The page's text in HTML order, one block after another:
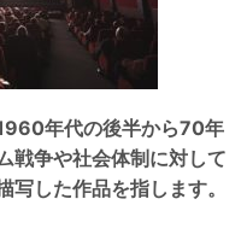
年代の後半から70年
戦争や社会体制に対して
写した作品を指します。